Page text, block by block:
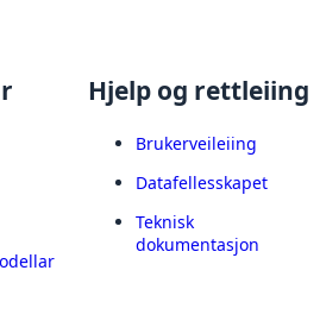
Hjelp og rettleiing
Brukerveileiing
Datafellesskapet
Teknisk
dokumentasjon